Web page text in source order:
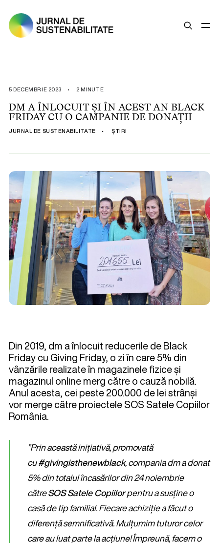
ȘTIRI
OPINII
ESG
LEGISLAȚIE
BUNE PRACTICI
5 DECEMBRIE 2023 • 2 MINUTE
DM A ÎNLOCUIT ȘI ÎN ACEST AN BLACK
FRIDAY CU O CAMPANIE DE DONAȚII
JURNAL DE SUSTENABILITATE • ȘTIRI
Din 2019, dm a înlocuit reducerile de Black
Friday cu Giving Friday, o zi în care 5% din
vânzările realizate în magazinele fizice și
magazinul online merg către o cauză nobilă.
Anul acesta, cei peste 200.000 de lei strânși
vor merge către proiectele SOS Satele Copiilor
România.
”Prin această inițiativă, promovată
cu#givingisthenewblack, compania dm a donat
5% din totalul încasărilor din 24 noiembrie
cătreSOS Satele Copiilorpentru a susține o
casă de tip familial. Fiecare achiziție a făcut o
diferență semnificativă. Mulțumim tuturor celor
care au luat parte la acțiune! Împreună, facem o